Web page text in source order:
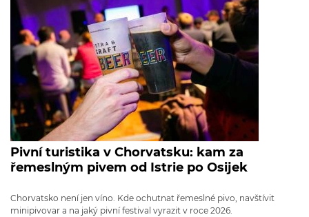
Pivní turistika v Chorvatsku: kam za
řemeslným pivem od Istrie po Osijek
Chorvatsko není jen víno. Kde ochutnat řemeslné pivo, navštívit
minipivovar a na jaký pivní festival vyrazit v roce 2026.